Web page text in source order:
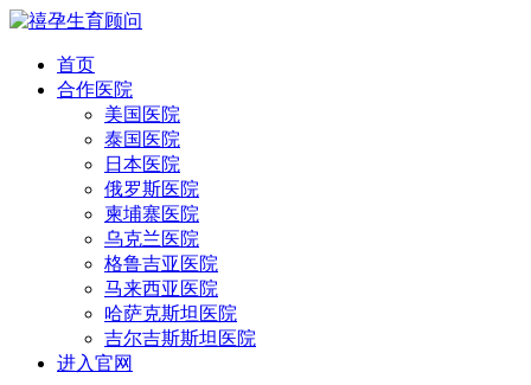
首页
合作医院
美国医院
泰国医院
日本医院
俄罗斯医院
柬埔寨医院
乌克兰医院
格鲁吉亚医院
马来西亚医院
哈萨克斯坦医院
吉尔吉斯斯坦医院
进入官网